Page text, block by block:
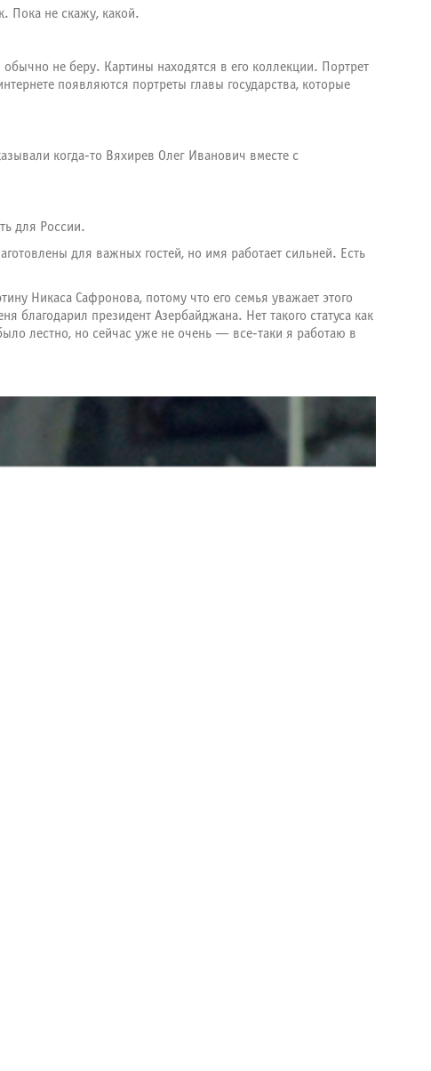
Пока не скажу, какой.
не беру. Картины находятся в его коллекции. Портрет
появляются портреты главы государства, которые
когда-то Вяхирев Олег Иванович вместе с
для России.
для важных гостей, но имя работает сильней. Есть
Никаса Сафронова, потому что его семья уважает этого
президент Азербайджана. Нет такого статуса как
лестно, но сейчас уже не очень — все-таки я работаю в